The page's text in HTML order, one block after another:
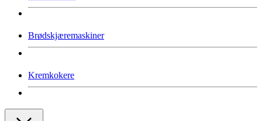
Brødskjæremaskiner
Kremkokere